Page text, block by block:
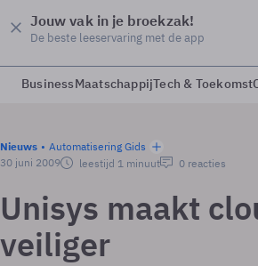
Jouw vak in je broekzak!
De beste leeservaring met de app
BusinessMaatschappijTech & Toekomst
Nieuws
Automatisering Gids
30 juni 2009
leestijd 1 minuut 0 reacties
Unisys maakt
veiliger